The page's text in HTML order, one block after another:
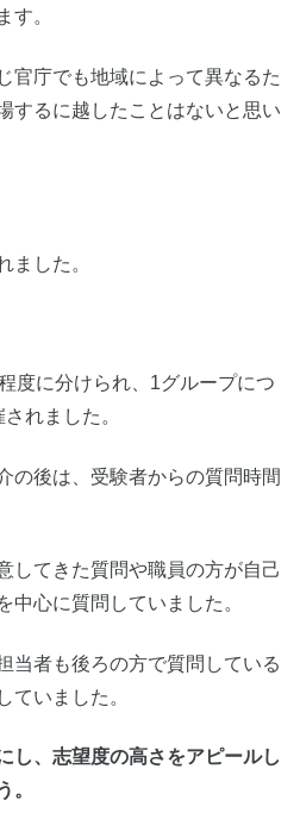
す。
官庁でも地域によって異なるた
するに越したことはないと思い
ました。
度に分けられ、1グループにつ
れました。
の後は、受験者からの質問時間
してきた質問や職員の方が自己
中心に質問していました。
当者も後ろの方で質問している
ていました。
し、志望度の高さをアピールし
。